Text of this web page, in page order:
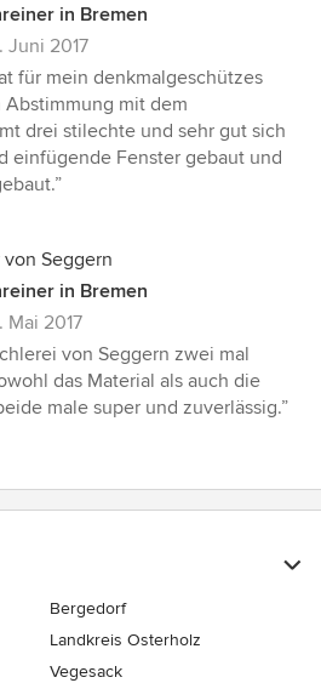
in Bremen
Juni 2017
für mein denkmalgeschützes
Abstimmung mit dem
drei stilechte und sehr gut sich
einfügende Fenster gebaut und
Seggern
in Bremen
Mai 2017
von Seggern zwei mal
das Material als auch die
male super und zuverlässig.”
Bergedorf
Landkreis Osterholz
Vegesack